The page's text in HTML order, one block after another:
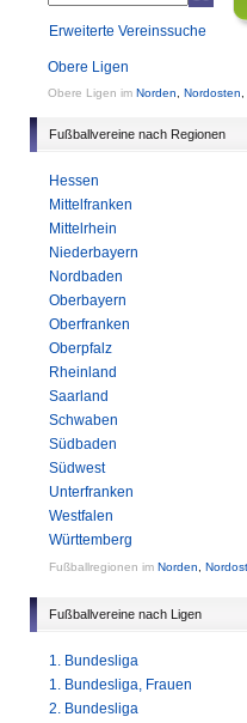
Erweiterte Vereinssuche
Obere Ligen
Obere Ligen im Norden Nordosten
Fußballvereine nach Regionen
Hessen
Mittelfranken
Mittelrhein
Niederbayern
Nordbaden
Oberbayern
Oberfranken
Oberpfalz
Rheinland
Saarland
Schwaben
Südbaden
Südwest
Unterfranken
Westfalen
Württemberg
Fußballregionen im Norden
Fußballvereine nach Ligen
1. Bundesliga
1. Bundesliga, Frauen
2. Bundesliga